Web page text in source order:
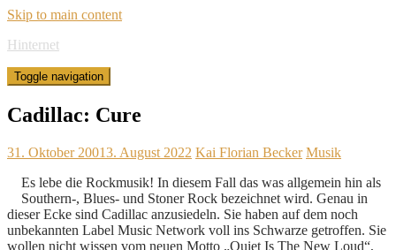
Skip to main content
Hinternet
Toggle navigation
Cadillac: Cure
31. Oktober 20013. August 2022 Kai Florian Becker Musik
Es lebe die Rockmusik! In diesem Fall das was allgemein hin als
Southern-, Blues- und Stoner Rock bezeichnet wird. Genau in
dieser Ecke sind Cadillac anzusiedeln. Sie haben auf dem noch
unbekannten Label Music Network voll ins Schwarze getroffen. Sie
wollen nicht wissen vom neuen Motto „Quiet Is The New Loud“,